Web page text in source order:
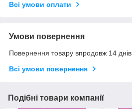
Всі умови оплати
Умови повернення
Повернення товару впродовж 14
Всі умови повернення
Подібні товари компанії